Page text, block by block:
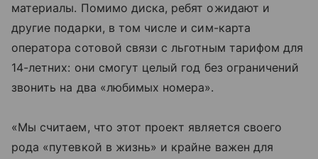
материалы. Помимо диска, ребят ожидают и
другие подарки, в том числе и сим-карта
оператора сотовой связи с льготным тарифом для
14-летних: они смогут целый год без ограничений
звонить на два «любимых номера».
«Мы считаем, что этот проект является своего
рода «путевкой в жизнь» и крайне важен для